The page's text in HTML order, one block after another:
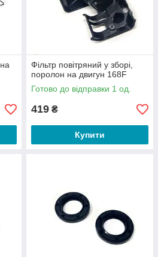
Фільтр повітряний у зборі,
поролон на двигун 168F
Готово до відправки 1 од.
419 ₴
Купити